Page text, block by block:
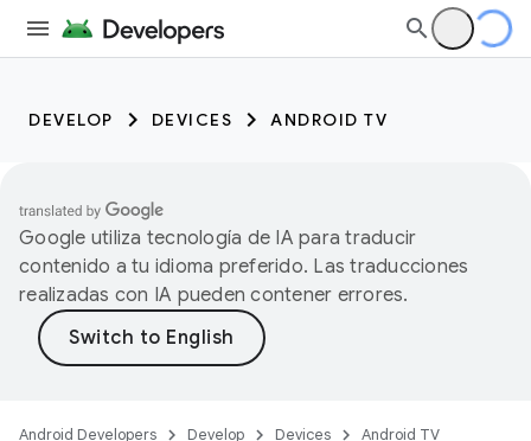
DEVELOP DEVICES ANDROID TV
Google utiliza tecnología de IA para traducir
contenido a tu idioma preferido. Las traducciones
realizadas con IA pueden contener errores.
Android Developers Develop Devices Android TV